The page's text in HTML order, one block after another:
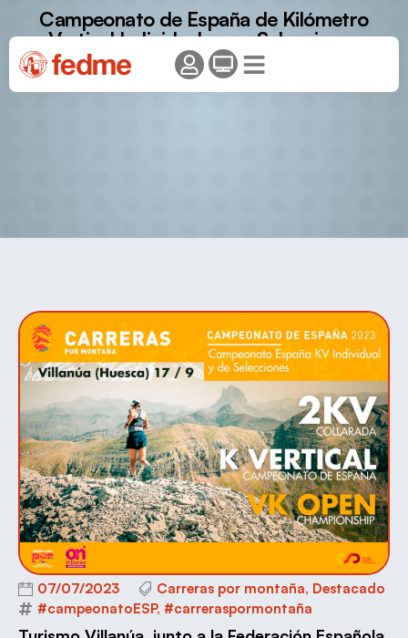
Campeonato de España de Kilómetro
Vertical Individual y por Selecciones
Autonómicas – Villanua 23
07/07/2023 Carreras por montaña, Destacado
#campeonatoESP, #carreraspormontaña